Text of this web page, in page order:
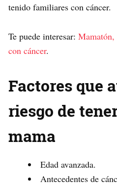
tenido familiares con cáncer.
Te puede interesar: Mamatón,
con cáncer.
Factores que
riesgo de
mama
Edad avanzada.
Antecedentes de